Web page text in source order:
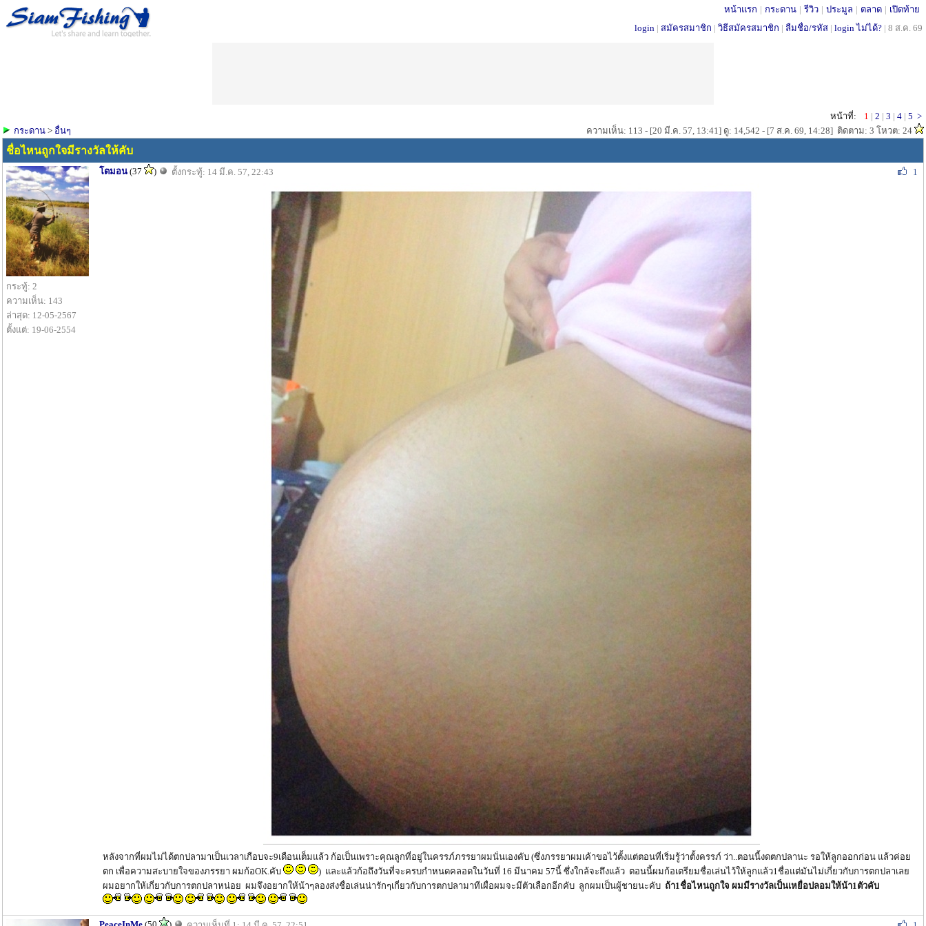
หน้าแรก | กระดาน | รีวิว | ประมูล | ตลาด | เปิดท้าย
login | สมัครสมาชิก | วิธีสมัครสมาชิก | ลืมชื่อ/รหัส | login ไม่ได้? | 8 ส.ค. 69
หน้าที่: 1 | 2 | 3 | 4 | 5 >
กระดาน > อื่นๆ ความเห็น: 113 - [20 มี.ค. 57, 13:41] ดู: 14,542 - [7 ส.ค. 69, 14:28] ติดตาม: 3 โหวต: 24
ชื่อไหนถูกใจมีรางวัลให้คับ
กระทู้: 2
ความเห็น: 143
ล่าสุด: 12-05-2567
ตั้งแต่: 19-06-2554
โตมอน (37 ) ตั้งกระทู้: 14 มี.ค. 57, 22:43 1
หลังจากที่ผมไม่ได้ตกปลามาเป็นเวลาเกือบจะ9เดือนเต็มแล้ว ก้อเป็นเพราะคุณลูกที่อยู่ในครรภ์ภรรยาผมนั่นเองคับ (ซึ่งภรรยาผมเค้าขอไว้ตั้งแต่ตอนที่เริ่มรู้ว่าตั้งครรภ์ ว่า..ตอนนี้งดตกปลานะ รอให้ลูกออกก่อน แล้วค่อย
ตก เพื่อความสะบายใจของภรรยา ผมก้อOK.คับ
) และแล้วก้อถึงวันที่จะครบกำหนดคลอดในวันที่ 16 มีนาคม 57นี้ ซึ่งใกล้จะถึงแล้ว ตอนนี้ผมก้อเตรียมชื่อเล่นไว้ให้ลูกแล้ว1ชื่อแต่มันไม่เกี่ยวกับการตกปลาเลย
ผมอยากให้เกี่ยวกับการตกปลาหน่อย ผมจึงอยากให้น้าๆลองส่งชื่อเล่นน่ารักๆเกี่ยวกับการตกปลามาทีเผื่อผมจะมีตัวเลือกอีกคับ ลูกผมเป็นผู้ชายนะคับ ถ้า1ชื่อไหนถูกใจ ผมมีรางวัลเป็นเหยื่อปลอมให้น้า1ตัวคับ